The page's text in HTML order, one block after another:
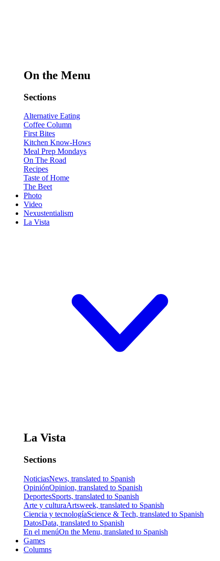
On the Menu
Sections
Alternative Eating
Coffee Column
First Bites
Kitchen Know-Hows
Meal Prep Mondays
On The Road
Recipes
Taste of Home
The Beet
Photo
Video
Nexustentialism
La Vista
La Vista
Sections
NoticiasNews, translated to Spanish
OpiniónOpinion, translated to Spanish
DeportesSports, translated to Spanish
Arte y culturaArtsweek, translated to Spanish
Ciencia y tecnologíaScience & Tech, translated to Spanish
DatosData, translated to Spanish
En el menúOn the Menu, translated to Spanish
Games
Columns